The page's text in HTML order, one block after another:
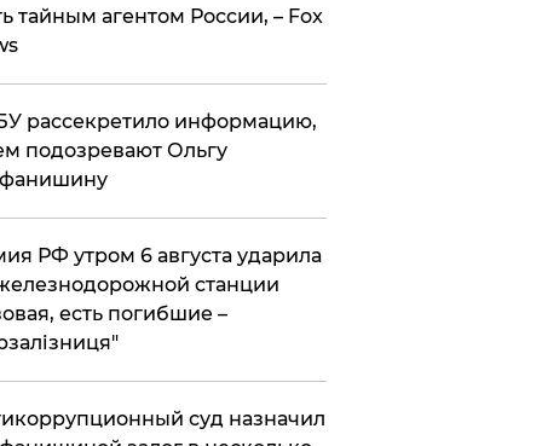
тайным агентом России, – Fox
рассекретило информацию,
подозревают Ольгу
РФ утром 6 августа ударила
станции
есть погибшие –
суд назначил